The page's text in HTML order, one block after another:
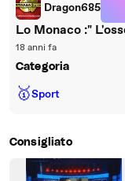
Dragon685
Lo Monaco :"
18 anni fa
Categoria
🥇Sport
Consigliato